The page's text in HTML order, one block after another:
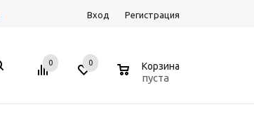
Вход Регистрация
0 0 Корзина
пуста